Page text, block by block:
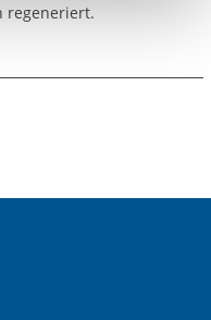
von einer
regeneriert.